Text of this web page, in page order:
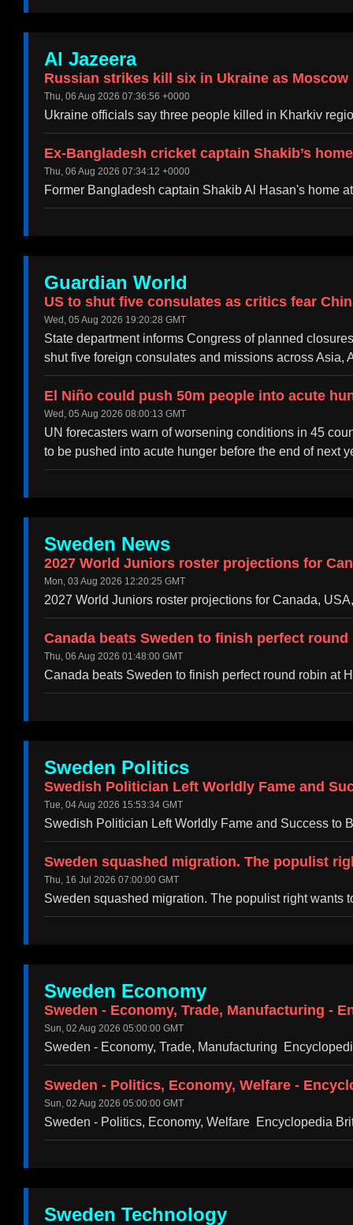
Al Jazeera
Russian strikes kill six in Ukraine as
Thu, 06 Aug 2026 07:36:56 +0000
Ukraine officials say three people killed in Kharkiv
Ex-Bangladesh cricket captain Shakib’s
Thu, 06 Aug 2026 07:34:12 +0000
Former Bangladesh captain Shakib Al Hasan's home
Guardian World
US to shut five consulates as critics fear
Wed, 05 Aug 2026 19:20:28 GMT
State department informs Congress of planned
shut five foreign consulates and missions across Asia,
El Niño could push 50m people into acute
Wed, 05 Aug 2026 08:00:13 GMT
UN forecasters warn of worsening conditions in 45
to be pushed into acute hunger before the end of next
Sweden News
2027 World Juniors roster projections for
Mon, 03 Aug 2026 12:20:25 GMT
2027 World Juniors roster projections for Canada,
Canada beats Sweden to finish perfect
Thu, 06 Aug 2026 01:48:00 GMT
Canada beats Sweden to finish perfect round robin at
Sweden Politics
Swedish Politician Left Worldly Fame and
Tue, 04 Aug 2026 15:53:34 GMT
Swedish Politician Left Worldly Fame and Success to
Sweden squashed migration. The populist
Thu, 16 Jul 2026 07:00:00 GMT
Sweden squashed migration. The populist right wants
Sweden Economy
Sweden - Economy, Trade, Manufacturing -
Sun, 02 Aug 2026 05:00:00 GMT
Sweden - Economy, Trade, Manufacturing
Sweden - Politics, Economy, Welfare -
Sun, 02 Aug 2026 05:00:00 GMT
Sweden - Politics, Economy, Welfare Encyclopedia
Sweden Technology